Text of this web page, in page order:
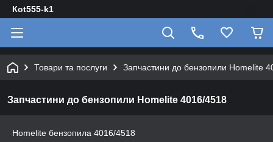
Кot555-k1
Товари та послуги Запчастини до бензопили Homelite
Запчастини до бензопили Homelite 4016/4518
Homelite бензопила 4016/4518